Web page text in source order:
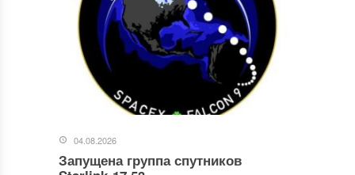
04.08.2026
Запущена группа спутников